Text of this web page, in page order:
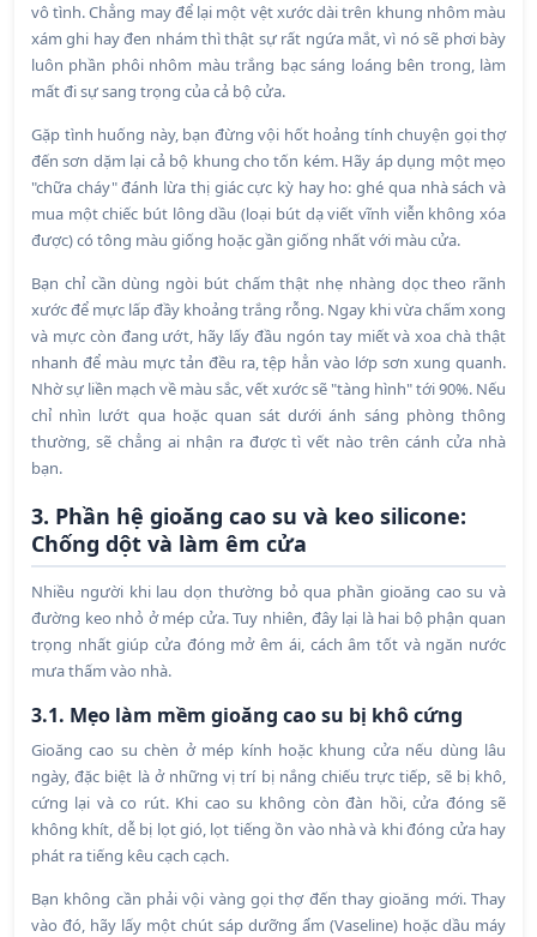
vô tình. Chẳng may để lại một vệt xước dài trên khung nhôm màu
xám ghi hay đen nhám thì thật sự rất ngứa mắt, vì nó sẽ phơi bày
luôn phần phôi nhôm màu trắng bạc sáng loáng bên trong, làm
mất đi sự sang trọng của cả bộ cửa.
Gặp tình huống này, bạn đừng vội hốt hoảng tính chuyện gọi thợ
đến sơn dặm lại cả bộ khung cho tốn kém. Hãy áp dụng một mẹo
"chữa cháy" đánh lừa thị giác cực kỳ hay ho: ghé qua nhà sách và
mua một chiếc bút lông dầu (loại bút dạ viết vĩnh viễn không xóa
được) có tông màu giống hoặc gần giống nhất với màu cửa.
Bạn chỉ cần dùng ngòi bút chấm thật nhẹ nhàng dọc theo rãnh
xước để mực lấp đầy khoảng trắng rỗng. Ngay khi vừa chấm xong
và mực còn đang ướt, hãy lấy đầu ngón tay miết và xoa chà thật
nhanh để màu mực tản đều ra, tệp hẳn vào lớp sơn xung quanh.
Nhờ sự liền mạch về màu sắc, vết xước sẽ "tàng hình" tới 90%. Nếu
chỉ nhìn lướt qua hoặc quan sát dưới ánh sáng phòng thông
thường, sẽ chẳng ai nhận ra được tì vết nào trên cánh cửa nhà
bạn.
3. Phần hệ gioăng cao su và keo silicone:
Chống dột và làm êm cửa
Nhiều người khi lau dọn thường bỏ qua phần gioăng cao su và
đường keo nhỏ ở mép cửa. Tuy nhiên, đây lại là hai bộ phận quan
trọng nhất giúp cửa đóng mở êm ái, cách âm tốt và ngăn nước
mưa thấm vào nhà.
3.1. Mẹo làm mềm gioăng cao su bị khô cứng
Gioăng cao su chèn ở mép kính hoặc khung cửa nếu dùng lâu
ngày, đặc biệt là ở những vị trí bị nắng chiếu trực tiếp, sẽ bị khô,
cứng lại và co rút. Khi cao su không còn đàn hồi, cửa đóng sẽ
không khít, dễ bị lọt gió, lọt tiếng ồn vào nhà và khi đóng cửa hay
phát ra tiếng kêu cạch cạch.
Bạn không cần phải vội vàng gọi thợ đến thay gioăng mới. Thay
vào đó, hãy lấy một chút sáp dưỡng ẩm (Vaseline) hoặc dầu máy